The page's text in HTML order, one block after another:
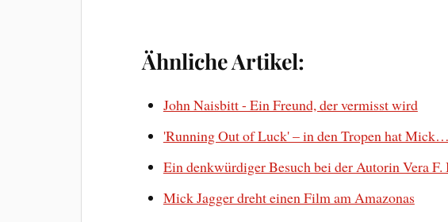
Ähnliche Artikel:
John Naisbitt - Ein Freund, der vermisst wird
'Running Out of Luck' – in den Tropen hat Mick…
Ein denkwürdiger Besuch bei der Autorin Vera
Mick Jagger dreht einen Film am Amazonas